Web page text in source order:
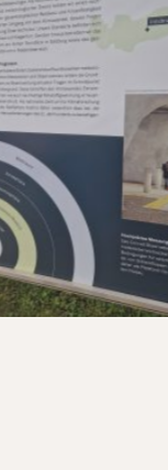
No Caption